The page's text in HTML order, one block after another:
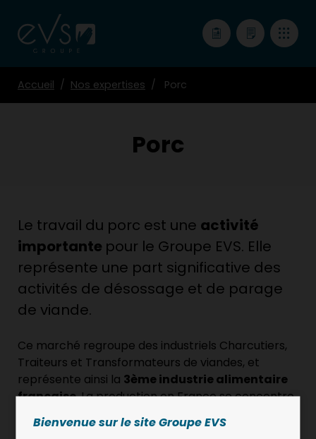
Accueil Nos expertises Porc
Porc
Le travail du porc est une activité
importante pour le Groupe EVS. Elle
représente une part significative des
activités de désossage et de parage
de viande.
Ce marché regroupe des industriels Charcutiers,
Traiteurs et Transformateurs de viandes, et
représente ainsi la 3ème industrie alimentaire
française.La production en France se concentre
sur 3 régions : la Bretagne, les Pays de Loire et
Rhône Alpes.
Bienvenue sur le site Groupe EVS